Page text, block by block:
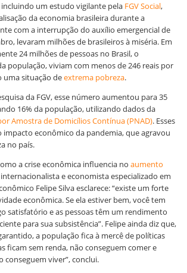
incluindo um estudo vigilante pela FGV Social,
da economia brasileira durante a
com a interrupção do auxílio emergencial de
levaram milhões de brasileiros à miséria. Em
24 milhões de pessoas no Brasil, o
população, viviam com menos de 246 reais por
uma situação deextrema pobreza.
da FGV, esse número aumentou para 35
16% da população, utilizando dados da
Amostra de Domicílios Contínua (PNAD). Esses
impacto econômico da pandemia, que agravou
no país.
a crise econômica influencia no aumento
e economista especializado em
Felipe Silva esclarece: “existe um forte
econômica. Se ela estiver bem, você tem
satisfatório e as pessoas têm um rendimento
para sua subsistência”. Felipe ainda diz que,
a população fica à mercê de políticas
ficam sem renda, não conseguem comer e
conseguem viver”, conclui.